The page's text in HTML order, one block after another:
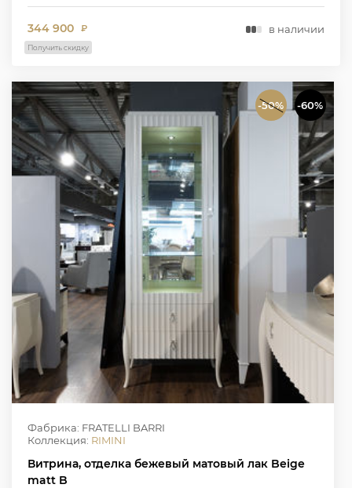
344 900 ₽ в наличии
Получить скидку
-50% -60%
Фабрика: FRATELLI BARRI
Коллекция: RIMINI
Витрина, отделка бежевый матовый лак Beige
matt B